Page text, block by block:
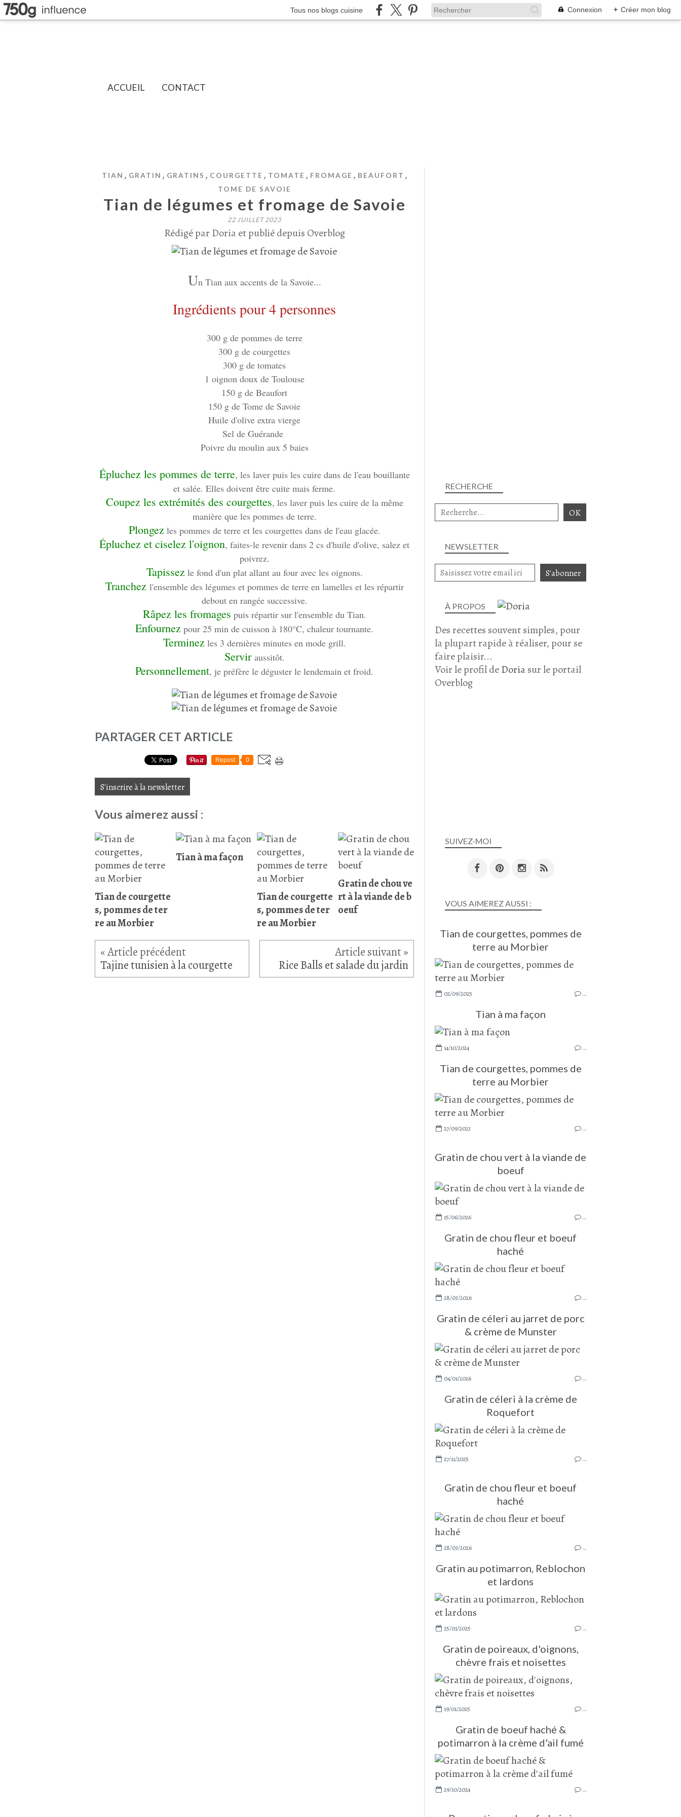
Tous nos blogs cuisine Connexion + Créer mon blog
ACCUEIL CONTACT
TIAN , GRATIN , GRATINS , COURGETTE , TOMATE , FROMAGE , BEAUFORT ,
TOME DE SAVOIE
Tian de légumes et fromage de Savoie
22 JUILLET 2023
Rédigé par Doria et publié depuis Overblog
Un Tian aux accents de la Savoie...
Ingrédients pour 4 personnes
300 g de pommes de terre
300 g de courgettes
300 g de tomates
1 oignon doux de Toulouse
150 g de Beaufort
150 g de Tome de Savoie
Huile d'olive extra vierge
Sel de Guérande
Poivre du moulin aux 5 baies
Épluchez les pommes de terre, les laver puis les cuire dans de l'eau bouillante
et salée. Elles doivent être cuite mais ferme.
Coupez les extrémités des courgettes, les laver puis les cuire de la même
manière que les pommes de terre.
Plongezles pommes de terre et les courgettes dans de l'eau glacée.
Épluchez et ciselez l'oignon, faites-le revenir dans 2 cs d'huile d'olive, salez et
poivrez.
Tapissezle fond d'un plat allant au four avec les oignons.
Tranchez l'ensemble des légumes et pommes de terre en lamelles et les répartir
debout en rangée successive.
Râpez les fromages puis répartir sur l'ensemble du Tian.
Enfournez pour 25 min de cuisson à 180°C, chaleur tournante.
Terminezles 3 dernières minutes en mode grill.
Servir aussitôt.
Personnellement, je préfère le déguster le lendemain et froid.
PARTAGER CET ARTICLE
Repost 0
S'inscrire à la newsletter
Vous aimerez aussi :
Tian de courgette
s, pommes de ter
re au Morbier
Tian à ma façon
Tian de courgette
s, pommes de ter
re au Morbier
Gratin de chou ve
rt à la viande de b
oeuf
Tajine tunisien à la courgette Rice Balls et salade du jardin
NEWSLETTER
SUIVEZ-MOI
RECHERCHE
À PROPOS
Des recettes souvent simples, pour
la plupart rapide à réaliser, pour se
faire plaisir...
Voir le profil deDoriasur le portail
Overblog
VOUS AIMEREZ AUSSI :
Tian de courgettes, pommes de
terre au Morbier
02/09/2025 …
Tian à ma façon
14/10/2024 …
Tian de courgettes, pommes de
terre au Morbier
27/09/2023 …
Gratin de chou vert à la viande de
boeuf
15/06/2026 …
Gratin de chou fleur et boeuf
haché
28/03/2026 …
Gratin de céleri au jarret de porc
& crème de Munster
04/01/2026 …
Gratin de céleri à la crème de
Roquefort
27/11/2025 …
Gratin de chou fleur et boeuf
haché
28/03/2026 …
Gratin au potimarron, Reblochon
et lardons
25/01/2025 …
Gratin de poireaux, d'oignons,
chèvre frais et noisettes
19/01/2025 …
Gratin de boeuf haché &
potimarron à la crème d'ail fumé
29/10/2024 …